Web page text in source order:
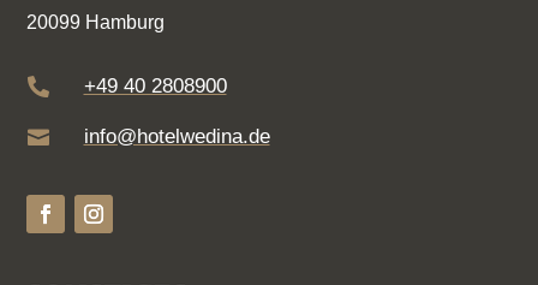
20099 Hamburg
 +49 40 2808900
 info@hotelwedina.de